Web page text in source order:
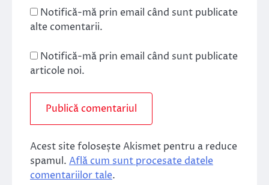
Notifică-mă prin email când sunt publicate
alte comentarii.
Notifică-mă prin email când sunt publicate
articole noi.
Acest site folosește Akismet pentru a reduce
spamul. Află cum sunt procesate datele
comentariilor tale.